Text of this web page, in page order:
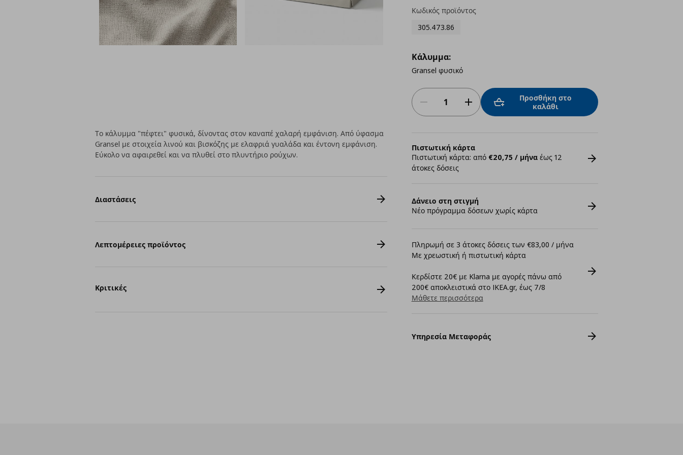
Κωδικός προϊόντος
305.473.86
Κάλυμμα:
Gransel φυσικό
Προσθήκη στο
καλάθι
Πιστωτική κάρτα
Πιστωτική κάρτα: από €20,75 / μήναέως 12
άτοκες δόσεις
Δάνειο στη στιγμή
Νέο πρόγραμμα δόσεων χωρίς κάρτα
Πληρωμή σε 3 άτοκες δόσεις των €83,00 / μήνα
Με χρεωστική ή πιστωτική κάρτα
Κερδίστε 20€ με Klarna με αγορές πάνω από
200€ αποκλειστικά στο IKEA.gr, έως 7/8
Μάθετε περισσότερα
Υπηρεσία Μεταφοράς
Το κάλυμμα "πέφτει" φυσικά, δίνοντας στον καναπέ χαλαρή εμφάνιση. Από ύφασμα
Gransel με στοιχεία λινού και βισκόζης με ελαφριά γυαλάδα και έντονη εμφάνιση.
Εύκολο να αφαιρεθεί και να πλυθεί στο πλυντήριο ρούχων.
Διαστάσεις
Λεπτομέρειες προϊόντος
Κριτικές